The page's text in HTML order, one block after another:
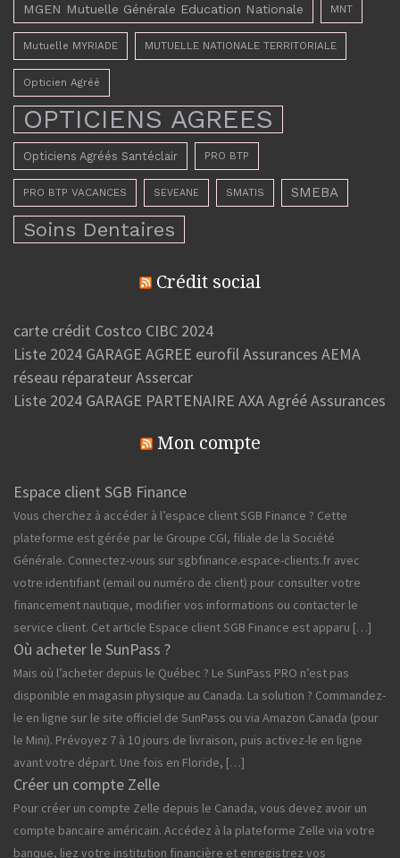
MGEN Mutuelle Générale Education Nationale MNT
Mutuelle MYRIADE MUTUELLE NATIONALE TERRITORIALE
Opticien Agréé
OPTICIENS AGREES
Opticiens Agréés Santéclair PRO BTP
PRO BTP VACANCES SEVEANE SMATIS SMEBA
Soins Dentaires
Crédit social
carte crédit Costco CIBC 2024
Liste 2024 GARAGE AGREE eurofil Assurances AEMA
réseau réparateur Assercar
Liste 2024 GARAGE PARTENAIRE AXA Agréé Assurances
Mon compte
Espace client SGB Finance
Vous cherchez à accéder à l’espace client SGB Finance ? Cette
plateforme est gérée par le Groupe CGI, filiale de la Société
Générale. Connectez-vous sur sgbfinance.espace-clients.fr avec
votre identifiant (email ou numéro de client) pour consulter votre
financement nautique, modifier vos informations ou contacter le
service client. Cet article Espace client SGB Finance est apparu […]
Où acheter le SunPass ?
Mais où l’acheter depuis le Québec ? Le SunPass PRO n’est pas
disponible en magasin physique au Canada. La solution ? Commandez-
le en ligne sur le site officiel de SunPass ou via Amazon Canada (pour
le Mini). Prévoyez 7 à 10 jours de livraison, puis activez-le en ligne
avant votre départ. Une fois en Floride, […]
Créer un compte Zelle
Pour créer un compte Zelle depuis le Canada, vous devez avoir un
compte bancaire américain. Accédez à la plateforme Zelle via votre
banque, liez votre institution financière et enregistrez vos